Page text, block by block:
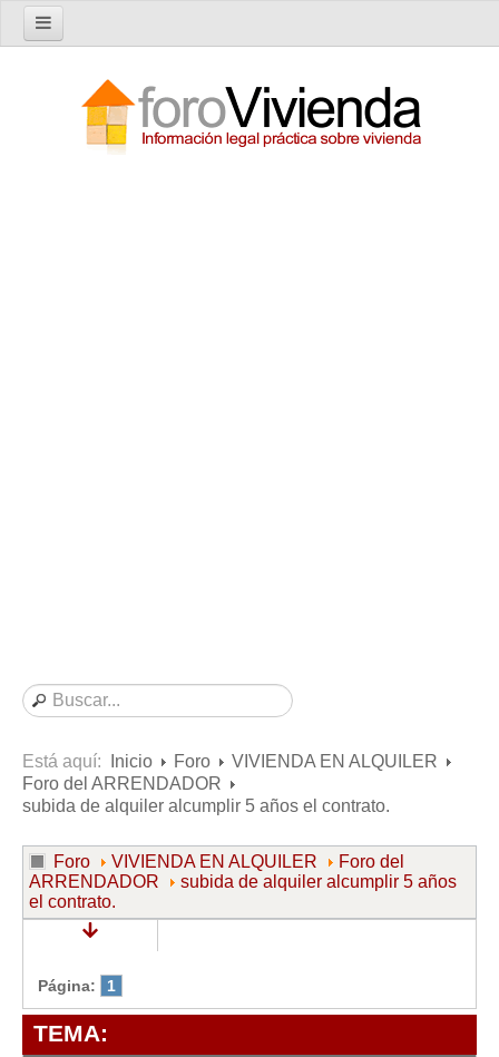
Nuevo tema
Contratos de Arrendamiento
De uso distinto al de vivienda
Otros contratos de Arrendamiento
Para contratos posteriores al 6 de junio de 2013
Para contratos anteriores al 6 de junio de 2013
Para contratos de Renta Antigua
Modelos de Contratos
Requerimientos y comunicaciones
Está aquí: Inicio Foro
VIVIENDA EN ALQUILER
Foro del ARRENDADOR
subida de alquiler alcumplir 5 años el contrato.
Foro VIVIENDA EN ALQUILER
Foro del
ARRENDADOR
subida de alquiler alcumplir 5 años
el contrato.
Página: 1
TEMA: